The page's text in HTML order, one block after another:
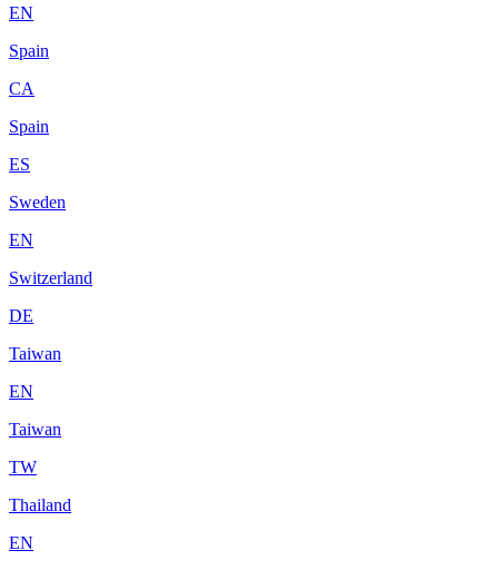
EN
Spain
CA
Spain
ES
Sweden
EN
Switzerland
DE
Taiwan
EN
Taiwan
TW
Thailand
EN